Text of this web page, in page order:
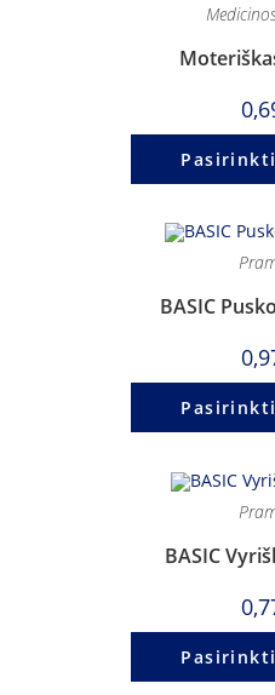
BASIC
BASIC